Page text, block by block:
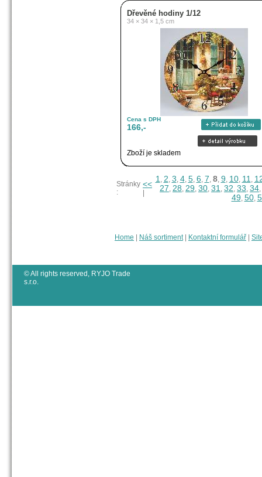
Dřevěné hodiny 1/12
34 × 34 × 1,5 cm
Cena s DPH
166,-
Zboží je skladem
Stránky
:
<<
1, 2, 3, 4, 5, 6, 7, 8, 9, 10, 11,
27, 28, 29, 30, 31 , 32, 33, 34,
49, 50,
Home Náš sortiment| Kontaktní formulář
© All rights reserved, RYJO Trade
s.r.o.